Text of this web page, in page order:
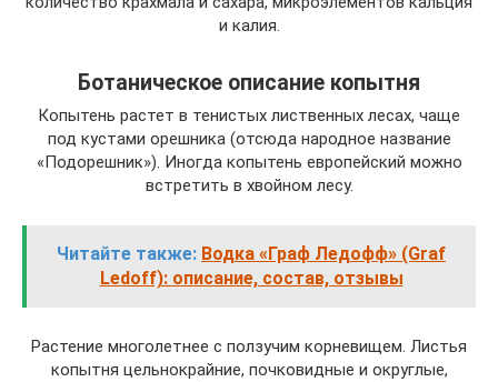
и калия.
Ботаническое описание копытня
Копытень растет в тенистых лиственных лесах, чаще
под кустами орешника (отсюда народное название
«Подорешник»). Иногда копытень европейский можно
встретить в хвойном лесу.
Читайте также: Водка «Граф Ледофф» (Graf
Ledoff): описание, состав, отзывы
Растение многолетнее с ползучим корневищем. Листья
копытня цельнокрайние, почковидные и округлые,